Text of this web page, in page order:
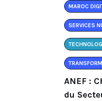
MAROC
SERVICES
ANEF :
du